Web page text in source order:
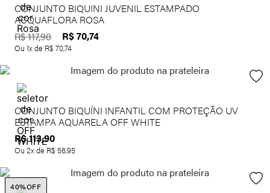
CONJUNTO BIQUINI JUVENIL ESTAMPADO
ACQUAFLORA ROSA
R$117,90 R$70,74
Ou 1x de R$ 70,74
CONJUNTO BIQUÍNI INFANTIL COM PROTEÇÃO UV
ESTAMPA AQUARELA OFF WHITE
R$113,90
Ou 2x de R$ 56,95
40%OFF